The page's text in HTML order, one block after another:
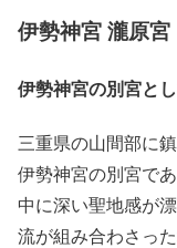
伊勢神宮 瀧原宮
伊勢神宮の別宮と
三重県の山間部に
伊勢神宮の別宮で
中に深い聖地感が
流が組み合わさっ